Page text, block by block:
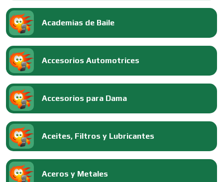
Academias de Baile
Accesorios Automotrices
Accesorios para Dama
Aceites, Filtros y Lubricantes
Aceros y Metales